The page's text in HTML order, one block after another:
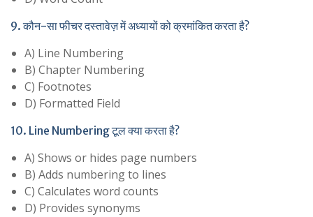
9. कौन-सा फीचर दस्तावेज़ में अध्यायों को क्रमांकित करता है?
A) Line Numbering
B) Chapter Numbering
C) Footnotes
D) Formatted Field
10. Line Numbering टूल क्या करता है?
A) Shows or hides page numbers
B) Adds numbering to lines
C) Calculates word counts
D) Provides synonyms